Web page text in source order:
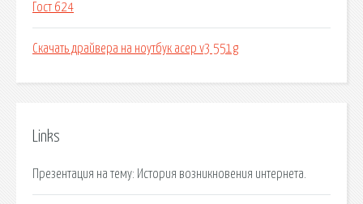
Гост 624
Скачать драйвера на ноутбук асер v3 551g
Links
Презентация на тему: История возникновения интернета.